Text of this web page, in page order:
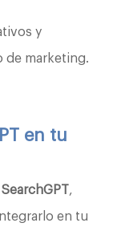
y
de marketing.
en tu
SearchGPT,
en tu